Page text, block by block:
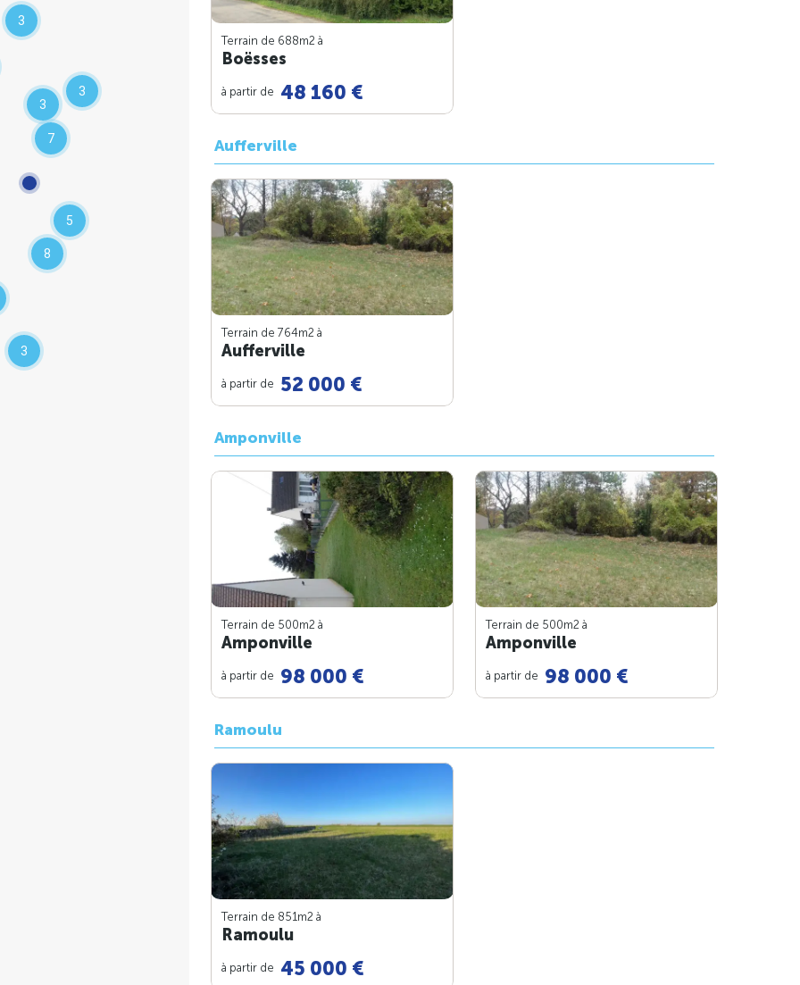
3
7
3
3
5
8
3
Terrain de 688m2 à
Boësses
à partir de 48 160 €
Aufferville
Terrain de 764m2 à
Aufferville
à partir de 52 000 €
Amponville
Terrain de 500m2 à
Amponville
à partir de 98 000 €
Terrain de 500m2 à
Amponville
à partir de 98 000 €
Ramoulu
Terrain de 851m2 à
Ramoulu
à partir de 45 000 €